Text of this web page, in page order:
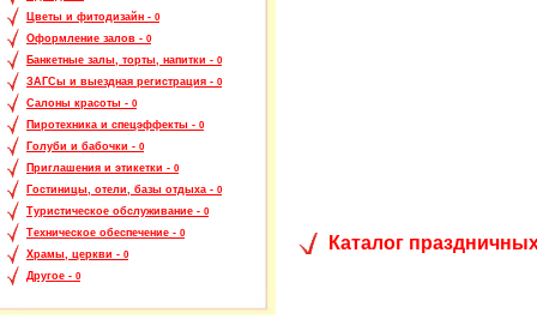
Цветы и фитодизайн - 0
Оформление залов - 0
Банкетные залы, торты, напитки - 0
ЗАГСы и выездная регистрация - 0
Салоны красоты - 0
Пиротехника и спецэффекты - 0
Голуби и бабочки - 0
Приглашения и этикетки - 0
Гостиницы, отели, базы отдыха - 0
Туристическое обслуживание - 0
Техническое обеспечение - 0
Храмы, церкви - 0
Другое - 0
Каталог